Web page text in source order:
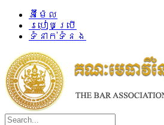
អ៊ីម៉ែល
របៀបប្រើ
ទំនាក់ទំនង